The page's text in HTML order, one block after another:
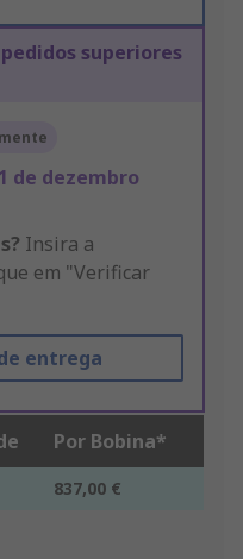
superiores
de dezembro
Insira a
em "Verificar
entrega
Por Bobina*
837,00 €